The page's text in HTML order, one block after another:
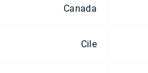
Canada
Cile